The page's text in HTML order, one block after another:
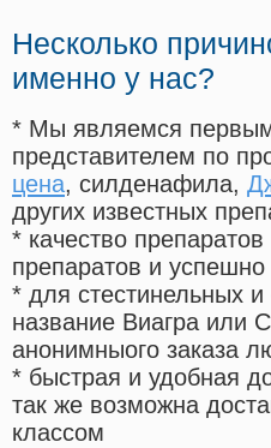
Несколько
именно у нас?
* Мы являемся первым
представителем по
цена, силденафила,
других известных
* качество
препаратов и
* для стестинельных
название Виагра или
анонимныого заказа
* быстрая и удобная
так же возможна
классом